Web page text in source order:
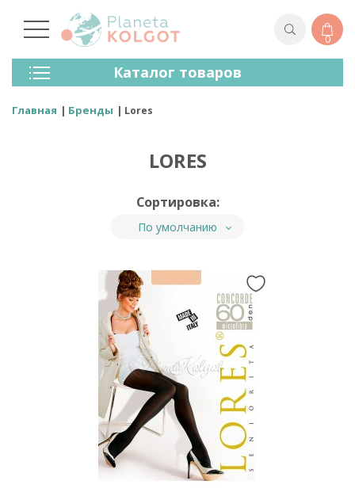
0
Каталог товаров
Колготки
Чулки
Лосины (леггинсы)
Главная Бренды Lores
LORES
Сортировка:
По умолчанию